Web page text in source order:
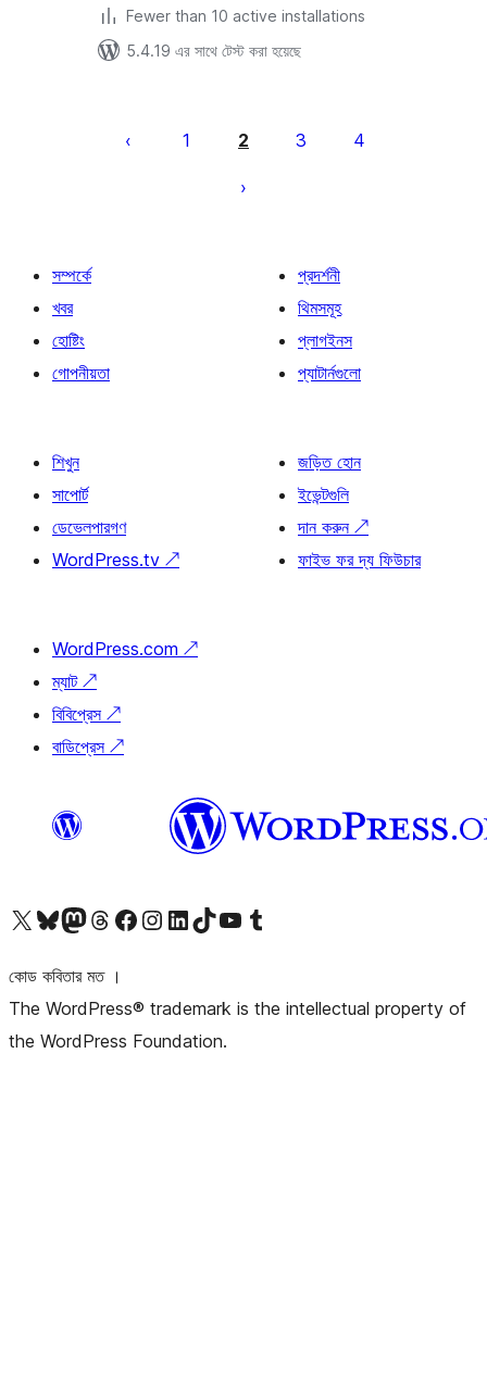
Fewer than 10 active installations
5.4.19 এর সাথে টেস্ট করা হয়েছে
পেজিনেশন
1 2 3 4
সম্পর্কে
খবর
হোষ্টিং
গোপনীয়তা
প্রদর্শনী
থিমসমূহ
প্লাগইনস
প্যাটার্নগুলো
শিখুন
সাপোর্ট
ডেভেলপারগণ
WordPress.tv ↗
জড়িত হোন
ইভেন্টগুলি
দান করুন ↗
ফাইভ ফর দ্য ফিউচার
WordPress.com ↗
ম্যাট ↗
বিবিপ্রেস ↗
বাডিপ্রেস ↗
আমাদের X (আগের টুইটার) অ্যাকাউন্টে যানআমাদের Bluesky অ্যাকাউন্টটি দেখুনআমাদের মাস্টোডন অ্যাকাউন্টটি দেখুনআমাদের থ্রেডস অ্যাকাউন্টটি দেখুনআমাদের ফেসবুক পেজ দেখুনআমাদের ইন্সটাগ্রাম অ্যাকাউন্ট দেখুনআমাদের লিঙ্কডইন অ্যাকাউন্টে যানআমাদের TikTok অ্যাকাউন্টটি দেখুনআমাদের ইউটিউব চ্যানেলে যান আমাদের টাম্বলার অ্যাকাউন্ট দেখুন
কোড কবিতার মত ।
The WordPress® trademark is the intellectual property of
the WordPress Foundation.